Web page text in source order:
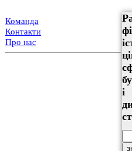
Команда
Контакти
Про нас
і